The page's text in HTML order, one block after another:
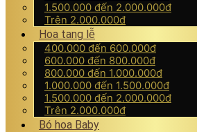
1.500.000 đến 2.000.000đ
Trên 2.000.000đ
Hoa tang lễ
400.000 đến 600.000đ
600.000 đến 800.000đ
800.000 đến 1.000.000đ
1.000.000 đến 1.500.000đ
1.500.000 đến 2.000.000đ
Trên 2.000.000đ
Bó hoa Baby